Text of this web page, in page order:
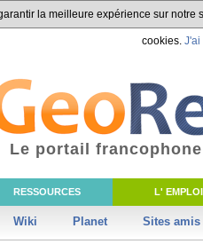
la meilleure expérience sur
cookies. J'ai
RESSOURCES L' EMPLOI
Wiki Planet Sites amis
Le portail